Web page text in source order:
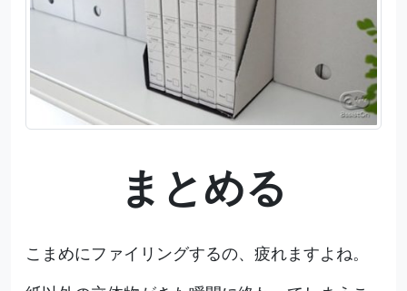
まとめる
こまめにファイリングするの、疲れますよね。